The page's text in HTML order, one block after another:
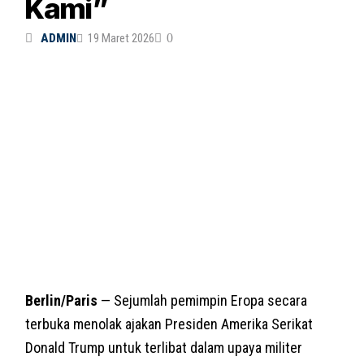
Kami”
ADMIN 19 Maret 2026 0
Berlin/Paris — Sejumlah pemimpin Eropa secara
terbuka menolak ajakan Presiden Amerika Serikat
Donald Trump untuk terlibat dalam upaya militer